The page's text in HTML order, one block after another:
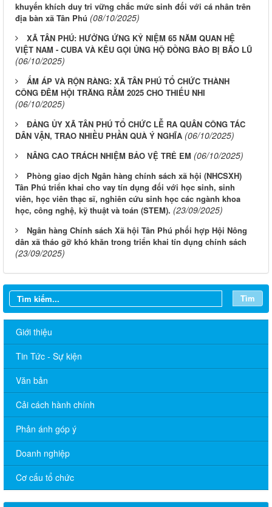
khuyến khích duy tri vững chắc mức sinh đối với cá nhân trên
địa bàn xã Tân Phú (08/10/2025)
XÃ TÂN PHÚ: HƯỞNG ỨNG KỶ NIỆM 65 NĂM QUAN HỆ
VIỆT NAM - CUBA VÀ KÊU GỌI ỦNG HỘ ĐỒNG BÀO BỊ BÃO LŨ
(06/10/2025)
ẤM ÁP VÀ RỘN RÀNG: XÃ TÂN PHÚ TỔ CHỨC THÀNH
CÔNG ĐÊM HỘI TRĂNG RẰM 2025 CHO THIẾU NHI
(06/10/2025)
ĐẢNG ỦY XÃ TÂN PHÚ TỔ CHỨC LỄ RA QUÂN CÔNG TÁC
DÂN VẬN, TRAO NHIỀU PHẦN QUÀ Ý NGHĨA (06/10/2025)
NÂNG CAO TRÁCH NHIỆM BẢO VỆ TRẺ EM (06/10/2025)
Phòng giao dịch Ngân hàng chính sách xã hội (NHCSXH)
Tân Phú triển khai cho vay tín dụng đối với học sinh, sinh
viên, học viên thạc sĩ, nghiên cứu sinh học các ngành khoa
học, công nghệ, kỹ thuật và toán (STEM). (23/09/2025)
Ngân hàng Chính sách Xã hội Tân Phú phối hợp Hội Nông
dân xã tháo gỡ khó khăn trong triển khai tín dụng chính sách
(23/09/2025)
Tìm
Giới thiệu
Tin Tức - Sự kiện
Văn bản
Cải cách hành chính
Phản ánh góp ý
Doanh nghiệp
Cơ cấu tổ chức